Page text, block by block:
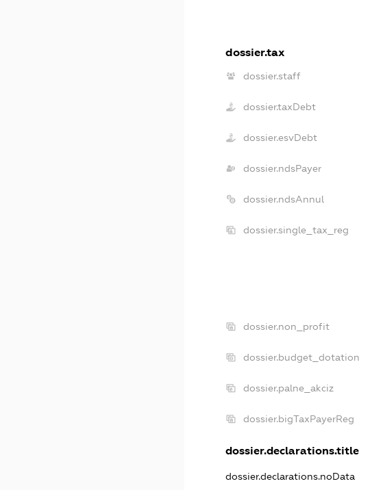
dossier.tax
dossier.staff
dossier.taxDebt
dossier.esvDebt
dossier.ndsPayer
dossier.ndsAnnul
dossier.single_tax_reg
dossier.non_profit
dossier.budget_dotation
dossier.palne_akciz
dossier.bigTaxPayerReg
dossier.declarations.title
dossier.declarations.noData